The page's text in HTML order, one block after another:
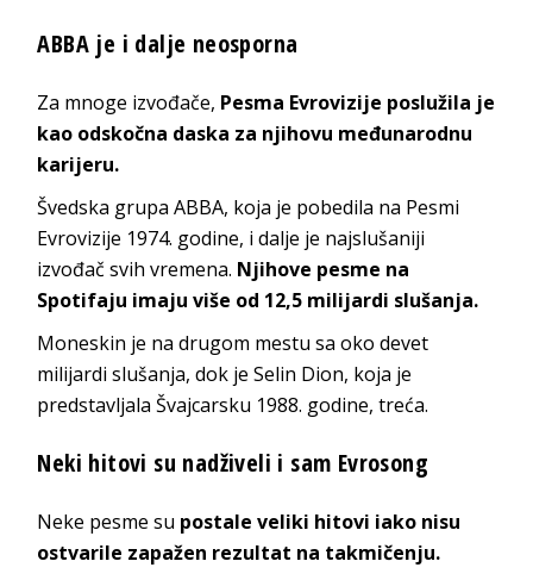
ABBA je i dalje neosporna
Za mnoge izvođače, Pesma Evrovizije poslužila je
kao odskočna daska za njihovu međunarodnu
karijeru.
Švedska grupa ABBA, koja je pobedila na Pesmi
Evrovizije 1974. godine, i dalje je najslušaniji
izvođač svih vremena. Njihove pesme na
Spotifaju imaju više od 12,5 milijardi slušanja.
Moneskin je na drugom mestu sa oko devet
milijardi slušanja, dok je Selin Dion, koja je
predstavljala Švajcarsku 1988. godine, treća.
Neki hitovi su nadživeli i sam Evrosong
Neke pesme su postale veliki hitovi iako nisu
ostvarile zapažen rezultat na takmičenju.